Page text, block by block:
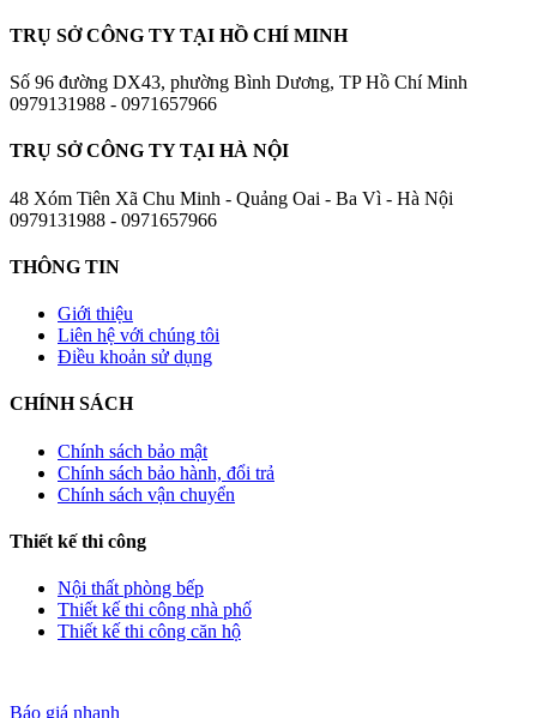
TRỤ SỞ CÔNG TY TẠI HỒ CHÍ MINH
Số 96 đường DX43, phường Bình Dương, TP Hồ Chí Minh
0979131988 - 0971657966
TRỤ SỞ CÔNG TY TẠI HÀ NỘI
48 Xóm Tiên Xã Chu Minh - Quảng Oai - Ba Vì - Hà Nội
0979131988 - 0971657966
THÔNG TIN
Giới thiệu
Liên hệ với chúng tôi
Điều khoản sử dụng
CHÍNH SÁCH
Chính sách bảo mật
Chính sách bảo hành, đổi trả
Chính sách vận chuyển
Thiết kế thi công
Nội thất phòng bếp
Thiết kế thi công nhà phố
Thiết kế thi công căn hộ
Báo giá nhanh